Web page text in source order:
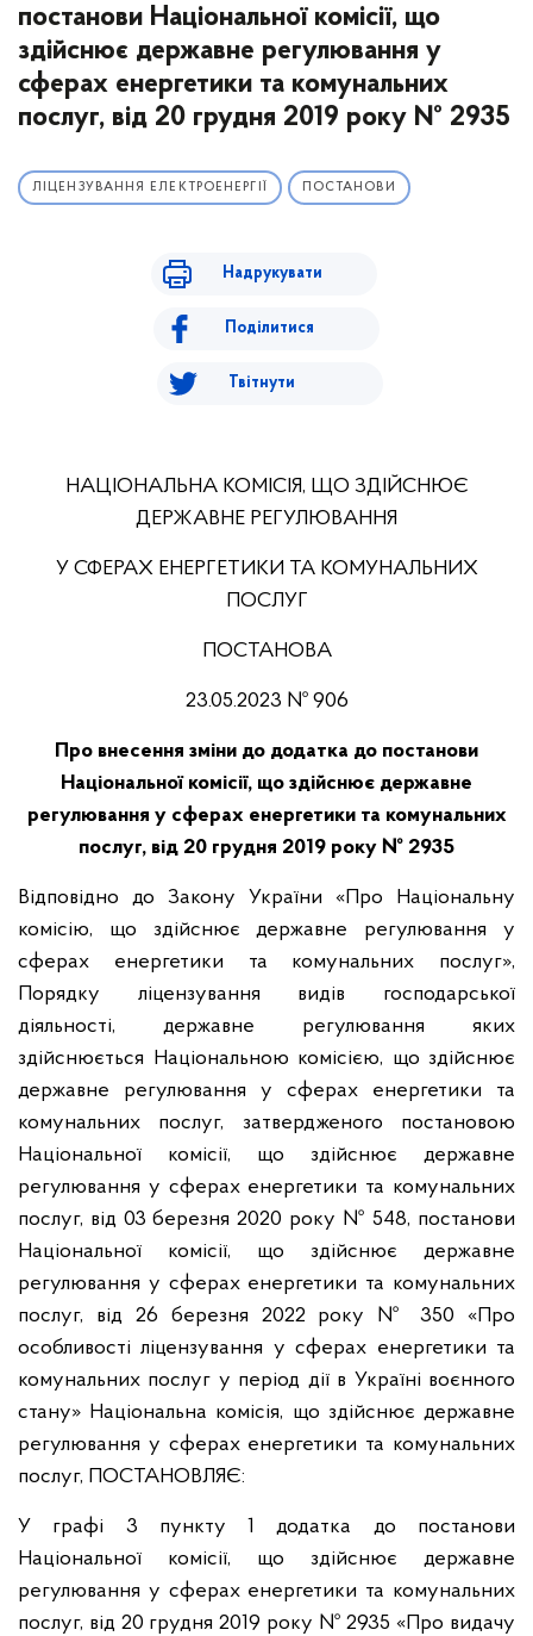
постанови Національної комісії, що
здійснює державне регулювання у
сферах енергетики та комунальних
послуг, від 20 грудня 2019 року № 2935
ЛІЦЕНЗУВАННЯ ЕЛЕКТРОЕНЕРГІЇ ПОСТАНОВИ
Надрукувати
Поділитися
Твітнути
НАЦІОНАЛЬНА КОМІСІЯ, ЩО ЗДІЙСНЮЄ
ДЕРЖАВНЕ РЕГУЛЮВАННЯ
У СФЕРАХ ЕНЕРГЕТИКИ ТА КОМУНАЛЬНИХ
ПОСЛУГ
ПОСТАНОВА
23.05.2023 № 906
Про внесення зміни до додатка до постанови
Національної комісії, що здійснює державне
регулювання у сферах енергетики та комунальних
послуг, від 20 грудня 2019 року № 2935
Відповідно до Закону України «Про Національну
комісію, що здійснює державне регулювання у
сферах енергетики та комунальних послуг»,
Порядку ліцензування видів господарської
діяльності, державне регулювання яких
здійснюється Національною комісією, що здійснює
державне регулювання у сферах енергетики та
комунальних послуг, затвердженого постановою
Національної комісії, що здійснює державне
регулювання у сферах енергетики та комунальних
послуг, від 03 березня 2020 року № 548, постанови
Національної комісії, що здійснює державне
регулювання у сферах енергетики та комунальних
послуг, від 26 березня 2022 року № 350 «Про
особливості ліцензування у сферах енергетики та
комунальних послуг у період дії в Україні воєнного
стану» Національна комісія, що здійснює державне
регулювання у сферах енергетики та комунальних
послуг, ПОСТАНОВЛЯЄ:
У графі 3 пункту 1 додатка до постанови
Національної комісії, що здійснює державне
регулювання у сферах енергетики та комунальних
послуг, від 20 грудня 2019 року № 2935 «Про видачу